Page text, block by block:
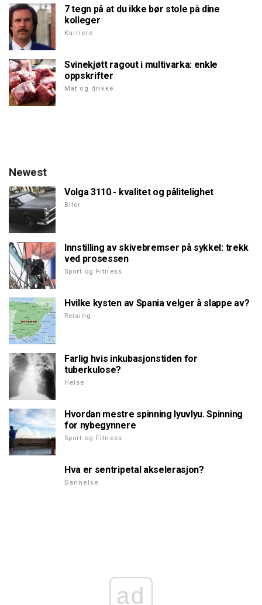
7 tegn på at du ikke bør stole på dine
kolleger
Karriere
Svinekjøtt ragout i multivarka: enkle
oppskrifter
Mat og drikke
Newest
Volga 3110 - kvalitet og pålitelighet
Biler
Innstilling av skivebremser på sykkel: trekk
ved prosessen
Sport og Fitness
Hvilke kysten av Spania velger å slappe av?
Reising
Farlig hvis inkubasjonstiden for
tuberkulose?
Helse
Hvordan mestre spinning lyuvlyu. Spinning
for nybegynnere
Sport og Fitness
Hva er sentripetal akselerasjon?
Dannelse
ad